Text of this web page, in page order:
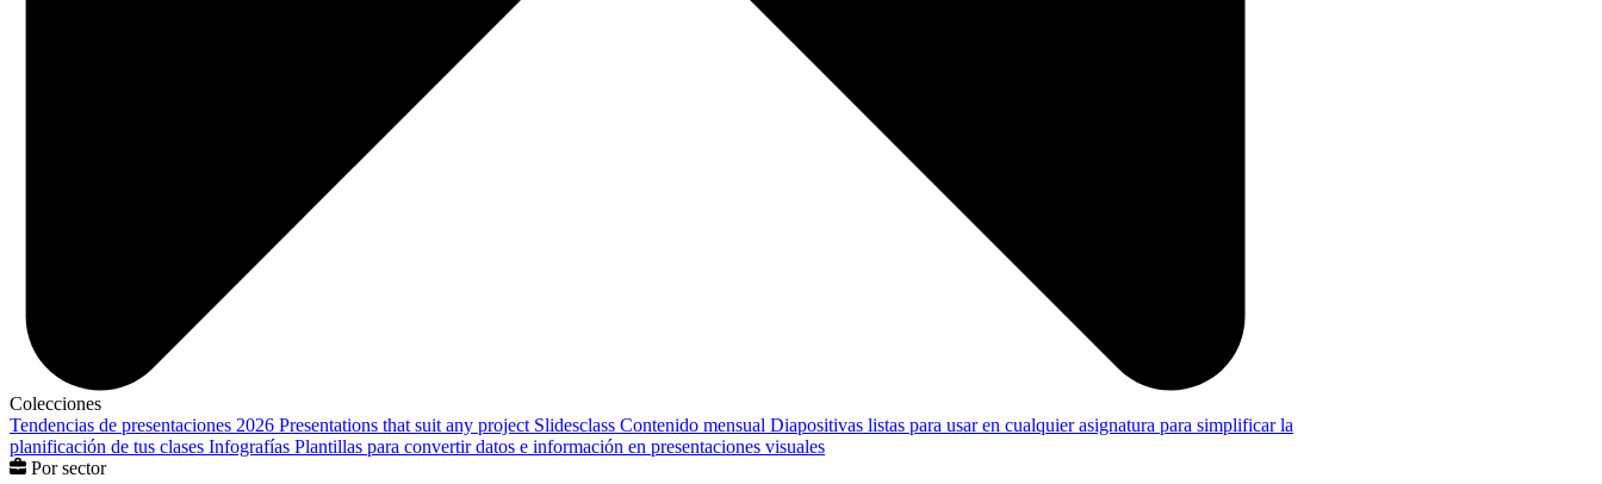
Colecciones
Tendencias de presentaciones 2026 Presentations that suit any project Slidesclass Contenido mensual Diapositivas listas para usar en cualquier asignatura para simplificar la
planificación de tus clases Infografías Plantillas para convertir datos e información en presentaciones visuales
Por sector